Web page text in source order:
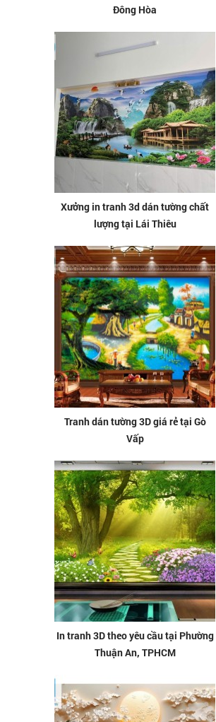
Đông Hòa
Xưởng in tranh 3d dán tường chất
lượng tại Lái Thiêu
Tranh dán tường 3D giá rẻ tại Gò
Vấp
In tranh 3D theo yêu cầu tại Phường
Thuận An, TPHCM